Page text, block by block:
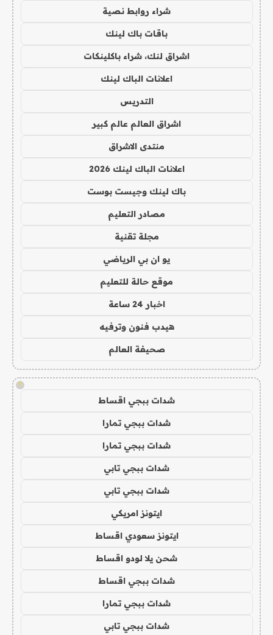
شراء روابط نصية
باقات باك لينك
اشراق لنك، شراء باكلينكات
اعلانات الباك لينك
التدريس
اشراق العالم عالم كبير
منتدى الاشراق
اعلانات الباك لينك 2026
باك لينك وجيست بوست
مصادر التعليم
مجلة تقنية
يو ان بي الرياضي
موقع حالة للتعليم
اخبار 24 ساعة
هيدب فنون وترفيه
صحيفة العالم
!
شدات ببجي اقساط
شدات ببجي تمارا
شدات ببجي تمارا
شدات ببجي تابي
شدات ببجي تابي
ايتونز امريكي
ايتونز سعودي اقساط
شحن يلا لودو اقساط
شدات ببجي اقساط
شدات ببجي تمارا
شدات ببجي تابي